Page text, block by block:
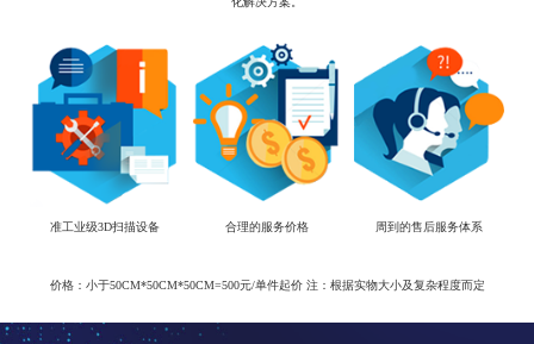
准工业级3D扫描设备 合理的服务价格 周到的售后服务体系
价格：小于50CM*50CM*50CM=500元/单件起价 注：根据实物大小及复杂程度而定